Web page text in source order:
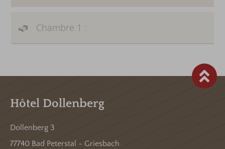
Chambre 1 :
Hôtel Dollenberg
Dollenberg 3
77740 Bad Peterstal - Griesbach